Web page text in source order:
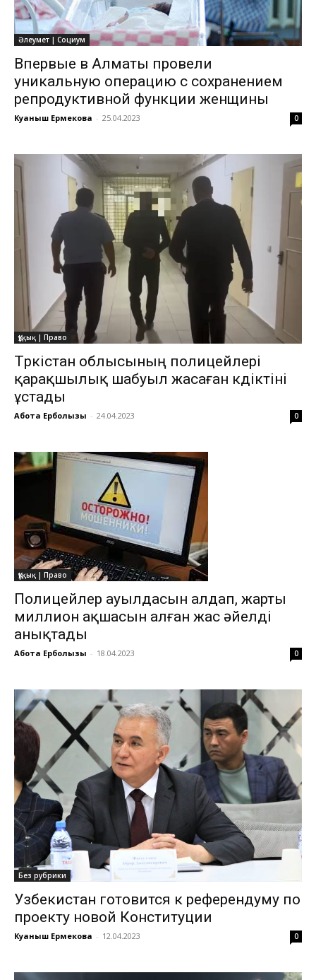
Әлеумет | Социум
Впервые в Алматы провели
уникальную операцию с сохранением
репродуктивной функции женщины
Куаныш Ермекова - 25.04.2023 0
Құқық | Право
Түркістан облысының полицейлері
қарақшылық шабуыл жасаған күдіктіні
ұстады
Ақбота Ерболқызы - 24.04.2023 0
Құқық | Право
Полицейлер ауылдасын алдап, жарты
миллион ақшасын алған жас әйелді
анықтады
Ақбота Ерболқызы - 18.04.2023 0
Без рубрики
Узбекистан готовится к референдуму по
проекту новой Конституции
Куаныш Ермекова - 12.04.2023 0